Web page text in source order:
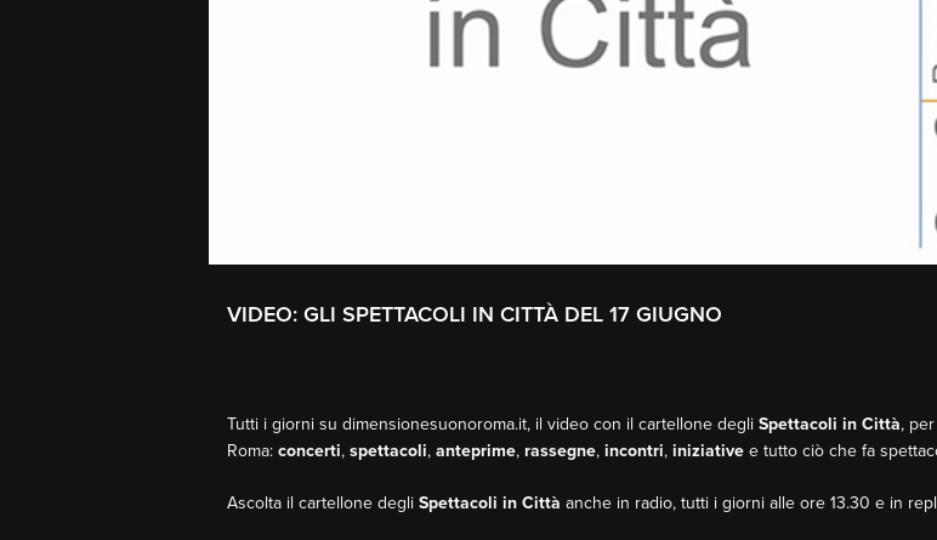
VIDEO: GLI SPETTACOLI IN CITTÀ DEL 17 GIUGNO
Tutti i giorni su dimensionesuonoroma.it, il video con il cartellone degli Spettacoli in Città,
Roma: concerti, spettacoli, anteprime, rassegne, incontri, iniziative e tutto ciò che fa
Ascolta il cartellone degli Spettacoli in Città anche in radio, tutti i giorni alle ore 13.30 e in